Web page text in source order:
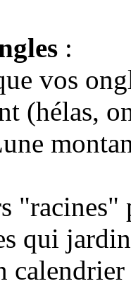
:
vos
(hélas,
qui